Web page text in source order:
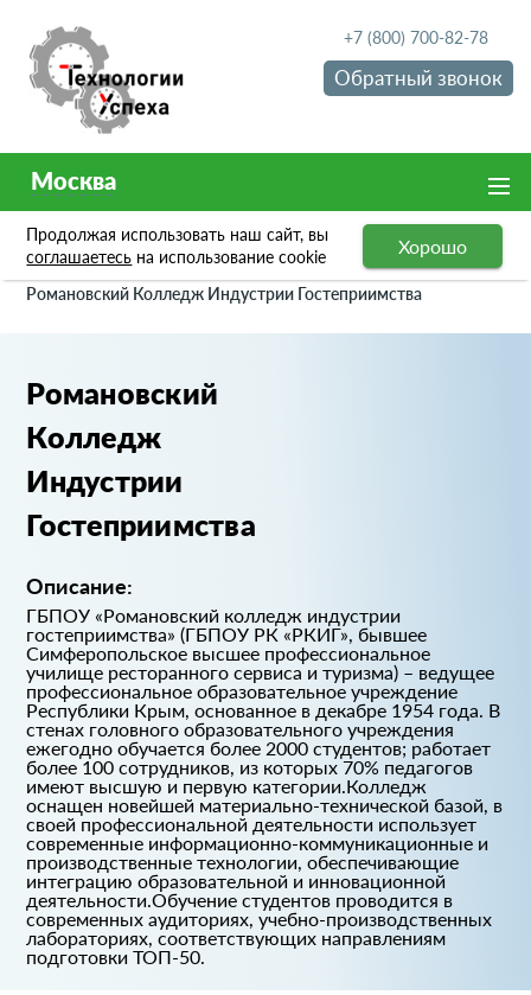
+7 (800) 700-82-78
Обратный звонок
Москва
Продолжая использовать наш сайт, вы
соглашаетесь на использование cookie Хорошо
Портфолио
Романовский Колледж Индустрии Гостеприимства
Романовский
Колледж
Индустрии
Гостеприимства
Описание:
ГБПОУ «Романовский колледж индустрии
гостеприимства» (ГБПОУ РК «РКИГ», бывшее
Симферопольское высшее профессиональное
училище ресторанного сервиса и туризма) – ведущее
профессиональное образовательное учреждение
Республики Крым, основанное в декабре 1954 года. В
стенах головного образовательного учреждения
ежегодно обучается более 2000 студентов; работает
более 100 сотрудников, из которых 70% педагогов
имеют высшую и первую категории.Колледж
оснащен новейшей материально-технической базой, в
своей профессиональной деятельности использует
современные информационно-коммуникационные и
производственные технологии, обеспечивающие
интеграцию образовательной и инновационной
деятельности.Обучение студентов проводится в
современных аудиториях, учебно-производственных
лабораториях, соответствующих направлениям
подготовки ТОП-50.